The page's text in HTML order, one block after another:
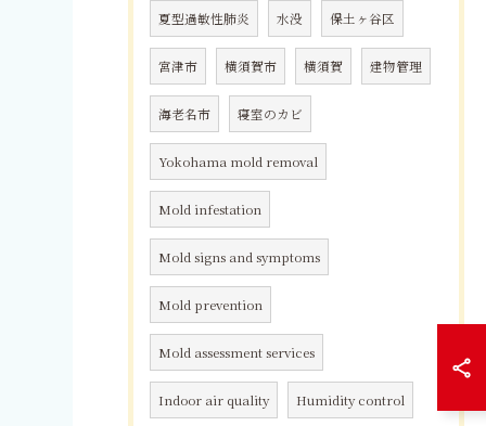
夏型過敏性肺炎 水没 保土ヶ谷区
宮津市 横須賀市 横須賀 建物管理
海老名市 寝室のカビ
Yokohama mold removal
Mold infestation
Mold signs and symptoms
Mold prevention
Mold assessment services
Indoor air quality Humidity control